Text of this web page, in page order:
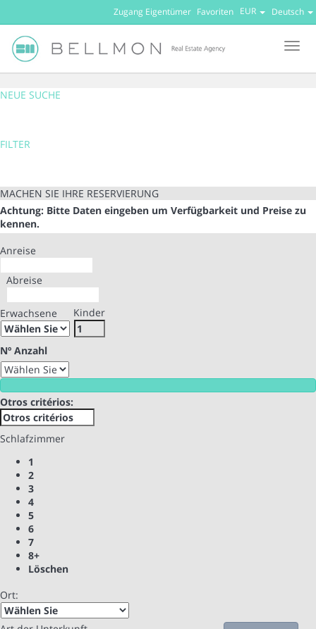
Deutsch
EUR
Favoriten
Zugang Eigentümer
NEUE SUCHE
FILTER
MACHEN SIE IHRE RESERVIERUNG
Achtung: Bitte Daten eingeben um Verfügbarkeit und Preise zu
kennen.
Anreise
Abreise
Erwachsene Kinder
Nº Anzahl
Otros critérios:
Schlafzimmer
1
2
3
4
5
6
7
8+
Löschen
Ort: